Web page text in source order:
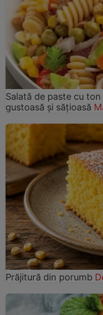
Salată de paste cu
gustoasă și sățioasă
Prăjitură din porumb